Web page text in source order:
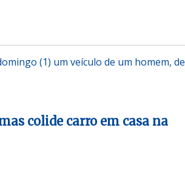
(1) um veículo de um homem, de
colide carro em casa na